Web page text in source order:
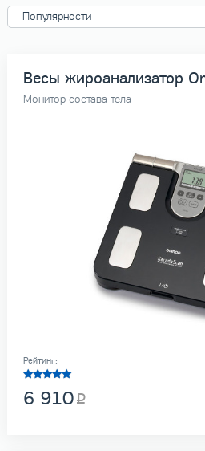
Весы жироанализатор
Монитор состава тела
Рейтинг:
6 910